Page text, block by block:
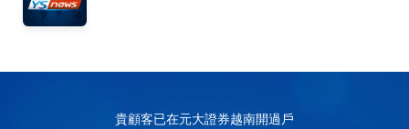
貴顧客已在元大證券越南開過戶